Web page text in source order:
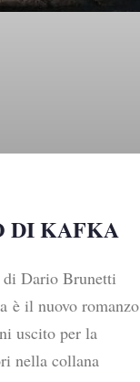
DI KAFKA
di Dario Brunetti
è il nuovo romanzo
uscito per la
nella collana